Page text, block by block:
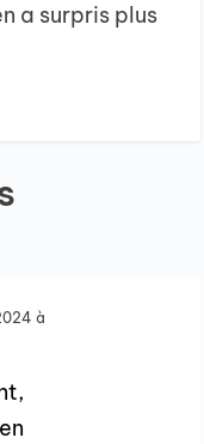
a surpris plus
à